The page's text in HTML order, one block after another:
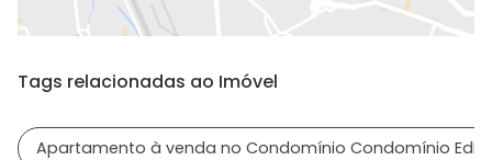
Tags relacionadas ao Imóvel
Apartamento à venda no Condomínio Condomínio